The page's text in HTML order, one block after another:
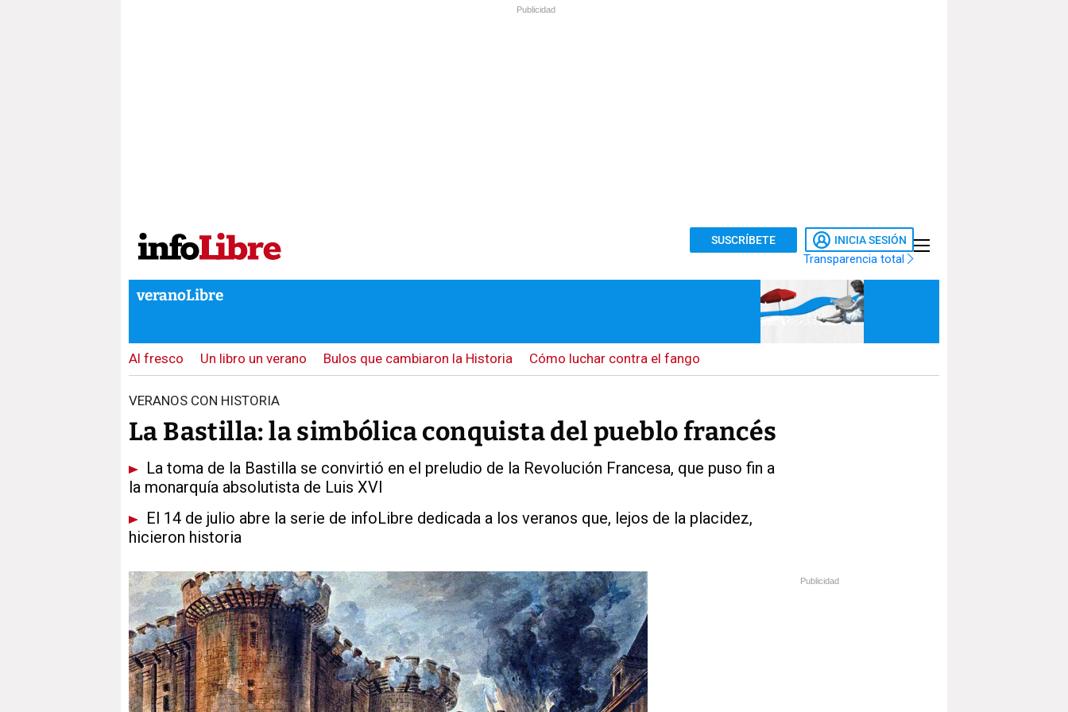
Publicidad
SUSCRÍBETE INICIA SESIÓN
Transparencia total
veranoLibre
Al fresco Un libro un verano Bulos que cambiaron la Historia Cómo luchar contra el fango
VERANOS CON HISTORIA
La Bastilla: la simbólica conquista del pueblo francés
La toma de la Bastilla se convirtió en el preludio de la Revolución Francesa, que puso fin a
la monarquía absolutista de Luis XVI
El 14 de julio abre la serie de infoLibre dedicada a los veranos que, lejos de la placidez,
hicieron historia
Publicidad